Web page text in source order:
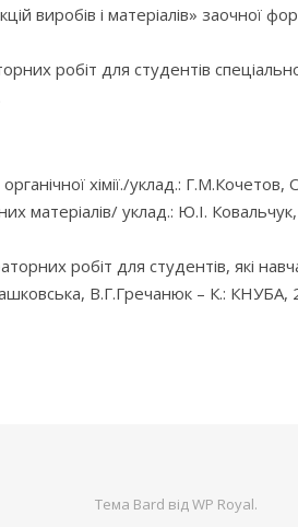
виробів і матеріалів»
робіт для студентів
хімії./уклад.:
матеріалів/ уклад.: Ю.І.
робіт для студентів, які
В.Г.Гречанюк – К.: КНУБА,
Тема Bard відWP Royal.